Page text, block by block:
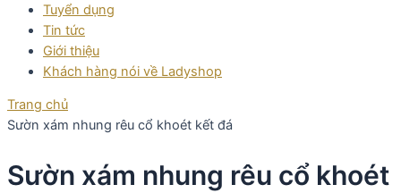
Tuyển dụng
Tin tức
Giới thiệu
Khách hàng nói về Ladyshop
Trang chủ
Sườn xám nhung rêu cổ khoét kết đá
Sườn xám nhung rêu cổ khoét